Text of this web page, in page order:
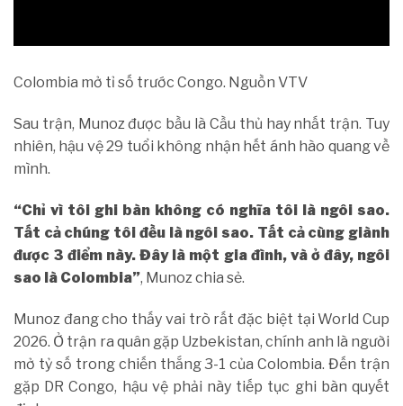
Colombia mở tỉ số trước Congo. Nguồn VTV
Sau trận, Munoz được bầu là Cầu thủ hay nhất trận. Tuy
nhiên, hậu vệ 29 tuổi không nhận hết ánh hào quang về
mình.
“Chỉ vì tôi ghi bàn không có nghĩa tôi là ngôi sao.
Tất cả chúng tôi đều là ngôi sao. Tất cả cùng giành
được 3 điểm này. Đây là một gia đình, và ở đây, ngôi
sao là Colombia”, Munoz chia sẻ.
Munoz đang cho thấy vai trò rất đặc biệt tại World Cup
2026. Ở trận ra quân gặp Uzbekistan, chính anh là người
mở tỷ số trong chiến thắng 3-1 của Colombia. Đến trận
gặp DR Congo, hậu vệ phải này tiếp tục ghi bàn quyết